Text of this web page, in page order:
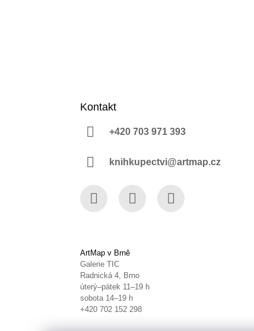
Kontakt
+420 703 971 393
knihkupectvi@artmap.cz
ArtMap v Brně
Galerie TIC
Radnická 4, Brno
úterý–pátek 11–19 h
sobota 14–19 h
+420 702 152 298